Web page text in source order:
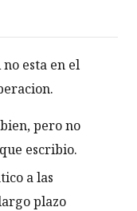
esta en el
pero no
escribio.
a las
plazo